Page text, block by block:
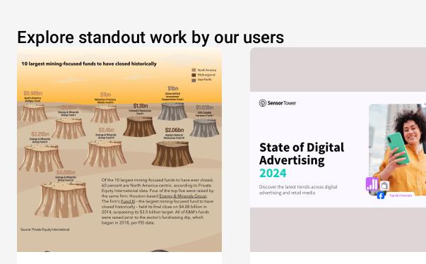
Explore standout work by our users